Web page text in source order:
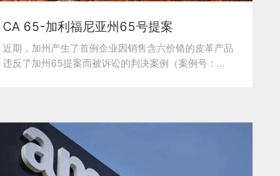
CA 65-加利福尼亚州65号提案
近期，加州产生了首例企业因销售含六价铬的皮革产品
违反了加州65提案而被诉讼的判决案例（案例号：